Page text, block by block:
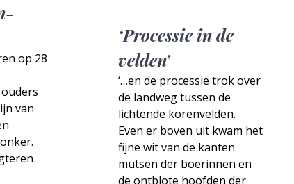
op 28
van
‘Processie in de
velden’
‘…en de processie trok over
de landweg tussen de
lichtende korenvelden.
Even er boven uit kwam het
fijne wit van de kanten
mutsen der boerinnen en
de ontblote hoofden der